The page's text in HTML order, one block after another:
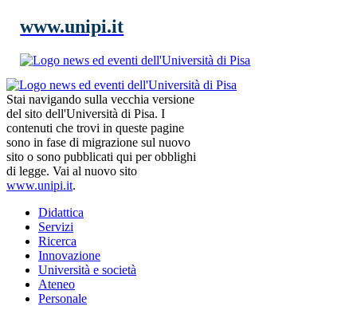
www.unipi.it
Stai navigando sulla vecchia versione
del sito dell'Università di Pisa. I
contenuti che trovi in queste pagine
sono in fase di migrazione sul nuovo
sito o sono pubblicati qui per obblighi
di legge. Vai al nuovo sito
www.unipi.it.
Didattica
Servizi
Ricerca
Innovazione
Università e società
Ateneo
Personale